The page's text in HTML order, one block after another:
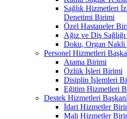
Sağlık Hizmetleri
Denetimi Birimi
Özel Hastaneler
Ağız ve Diş
Doku, Organ
Personel Hizmetleri
Atama Birimi
Özlük İşleri Birimi
Disiplin İşlemleri
Eğitim Hizmetleri
Destek Hizmetleri
İdari Hizmetler
Mali Hizmetler